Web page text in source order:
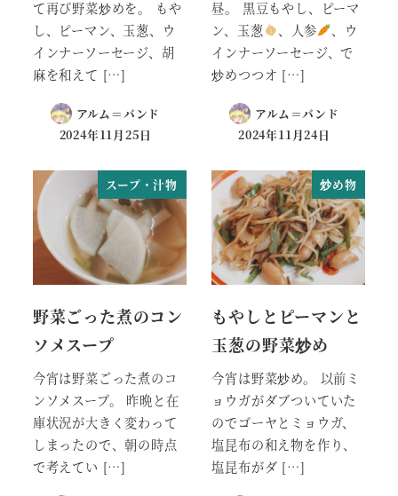
て再び野菜炒めを。 もや
し、ピーマン、玉葱、ウ
インナーソーセージ、胡
麻を和えて […]
アルム＝バンド
2024年11月25日
昼。 黒豆もやし、ピーマ
ン、玉葱
、人参
、ウ
インナーソーセージ、で
炒めつつオ […]
アルム＝バンド
2024年11月24日
スープ・汁物
野菜ごった煮のコン
ソメスープ
今宵は野菜ごった煮のコ
ンソメスープ。 昨晩と在
庫状況が大きく変わって
しまったので、朝の時点
で考えてい […]
炒め物
もやしとピーマンと
玉葱の野菜炒め
今宵は野菜炒め。 以前ミ
ョウガがダブついていた
のでゴーヤとミョウガ、
塩昆布の和え物を作り、
塩昆布がダ […]